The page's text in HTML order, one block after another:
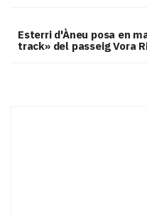
Esterri d'Àneu posa en
track» del passeig Vora